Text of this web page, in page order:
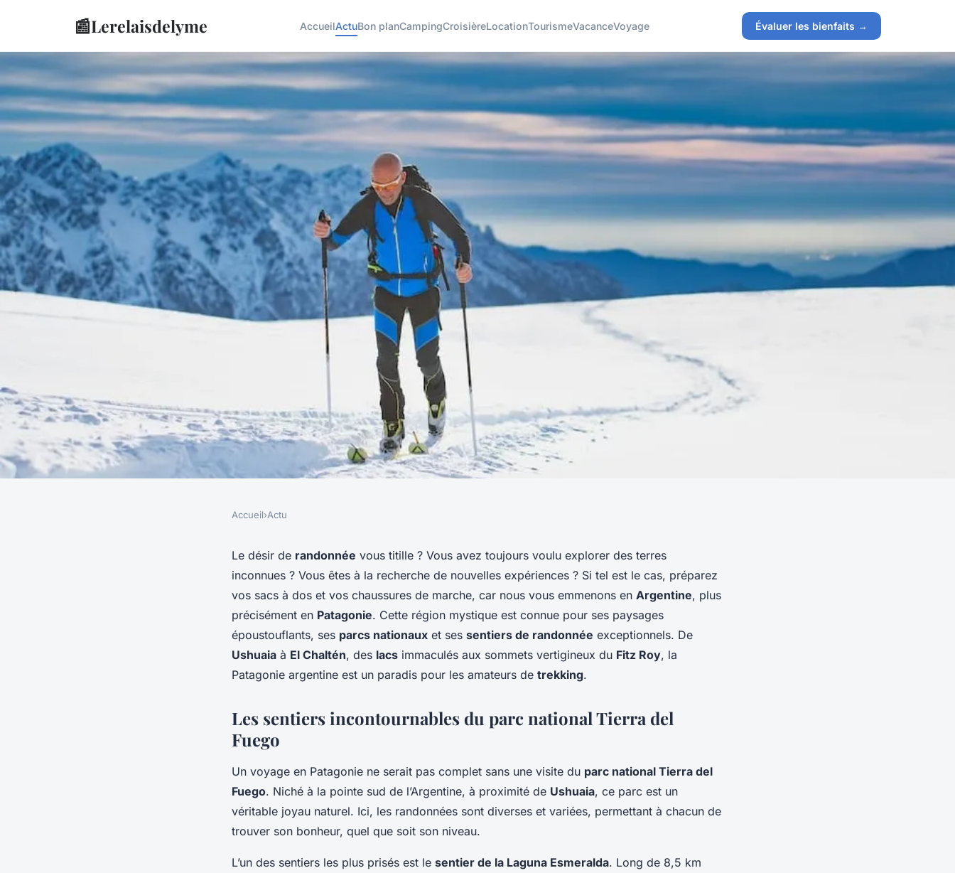
📰Lerelaisdelyme AccueilActuBon planCampingCroisièreLocationTourismeVacanceVoyage Évaluer les bienfaits →
Quels sont les meilleurs sentiers de
randonnée en Patagonie argentine ?
Accueil›Actu
Le désir de randonnée vous titille ? Vous avez toujours voulu explorer des terres
inconnues ? Vous êtes à la recherche de nouvelles expériences ? Si tel est le cas, préparez
vos sacs à dos et vos chaussures de marche, car nous vous emmenons en Argentine, plus
précisément en Patagonie. Cette région mystique est connue pour ses paysages
époustouflants, ses parcs nationaux et ses sentiers de randonnée exceptionnels. De
Ushuaia à El Chaltén, des lacs immaculés aux sommets vertigineux du Fitz Roy, la
Patagonie argentine est un paradis pour les amateurs de trekking.
Les sentiers incontournables du parc national Tierra del
Fuego
Un voyage en Patagonie ne serait pas complet sans une visite du parc national Tierra del
Fuego. Niché à la pointe sud de l’Argentine, à proximité de Ushuaia, ce parc est un
véritable joyau naturel. Ici, les randonnées sont diverses et variées, permettant à chacun de
trouver son bonheur, quel que soit son niveau.
L’un des sentiers les plus prisés est le sentier de la Laguna Esmeralda. Long de 8,5 km